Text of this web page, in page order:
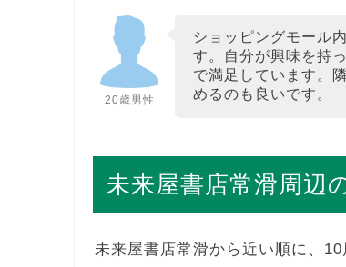
20歳男性
ショッピングモール
す。自分が興味を持
で満足しています。
めるのも良いです。
未来屋書店常滑周辺
未来屋書店常滑から近い順に、